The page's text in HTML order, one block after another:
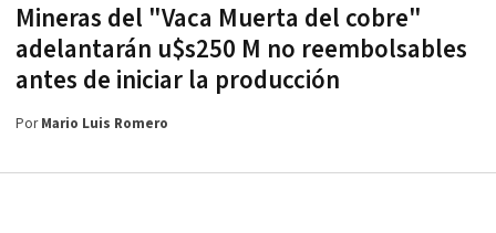
Mineras del "Vaca Muerta del cobre"
adelantarán u$s250 M no reembolsables
antes de iniciar la producción
PorMario Luis Romero